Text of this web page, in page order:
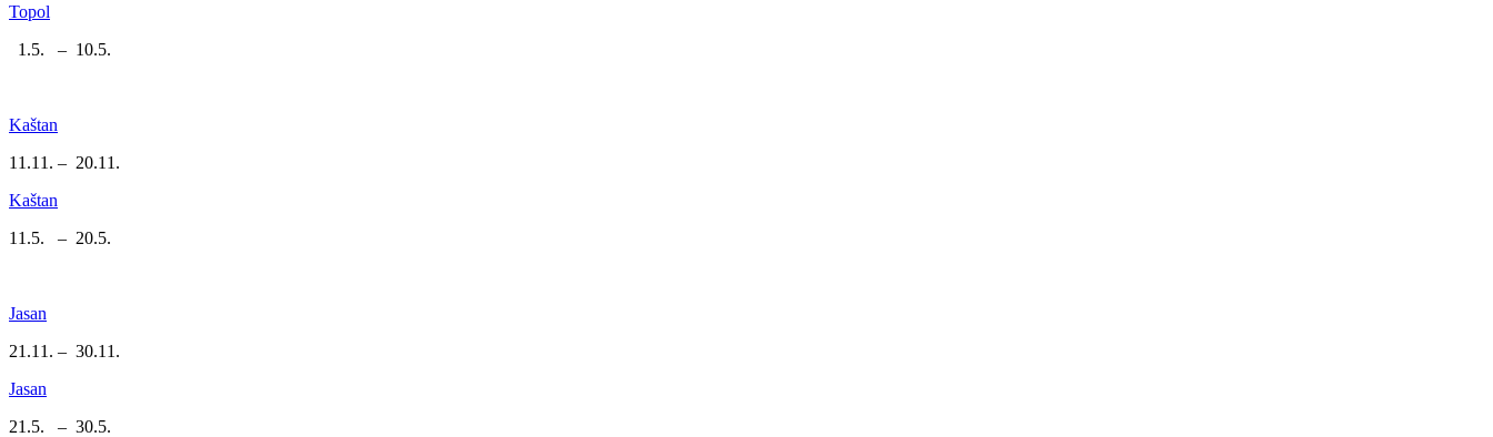
Topol
1.5. – 10.5.
Kaštan
11.11. – 20.11.
Kaštan
11.5. – 20.5.
Jasan
21.11. – 30.11.
Jasan
21.5. – 30.5.